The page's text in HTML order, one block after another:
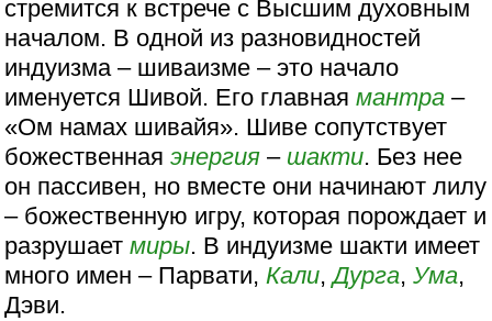
стремится к встрече с Высшим духовным
началом. В одной из разновидностей
индуизма – шиваизме – это начало
именуется Шивой. Его главнаямантра –
«Ом намах шивайя». Шиве сопутствует
божественнаяэнергия – шакти. Без нее
он пассивен, но вместе они начинают лилу
– божественную игру, которая порождает и
разрушаетмиры. В индуизме шакти имеет
много имен – Парвати,Кали,Дурга,Ума,
Дэви.